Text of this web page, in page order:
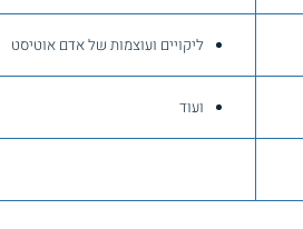
ליקויים ועוצמות של אדם אוטיסט
ועוד